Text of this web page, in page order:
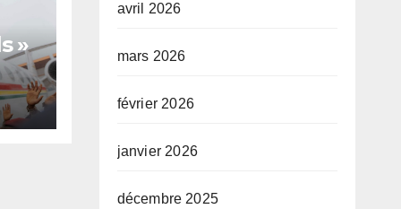
»
avril 2026
mars 2026
février 2026
janvier 2026
décembre 2025